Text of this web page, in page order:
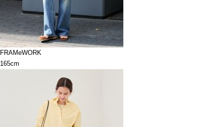
FRAMeWORK
165cm